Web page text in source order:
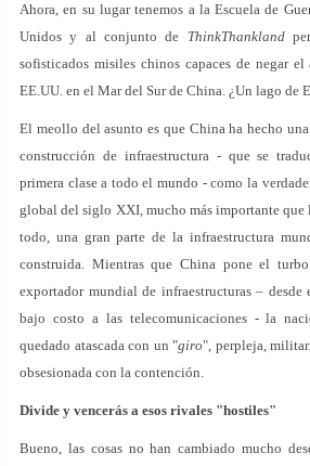
Ahora, en su lugar tenemos a la Escuela de
Unidos y al conjunto de ThinkThankland
sofisticados misiles chinos capaces de negar
EE.UU. en el Mar del Sur de China. ¿Un lago de
El meollo del asunto es que China ha hecho
construcción de infraestructura - que se
primera clase a todo el mundo - como la
global del siglo XXI, mucho más importante que
todo, una gran parte de la infraestructura
construida. Mientras que China pone el
exportador mundial de infraestructuras –
bajo costo a las telecomunicaciones - la
quedado atascada con un "giro", perpleja,
obsesionada con la contención.
Divide y vencerás a esos rivales "hostiles"
Bueno, las cosas no han cambiado mucho